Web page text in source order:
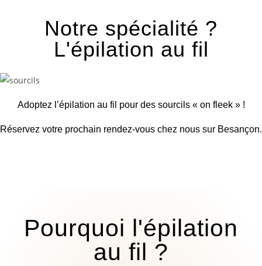
Notre spécialité ?
L'épilation au fil
Adoptez l’épilation au fil pour des sourcils « on fleek » !
Réservez votre prochain rendez-vous chez nous sur Besançon.
Pourquoi l'épilation
au fil ?